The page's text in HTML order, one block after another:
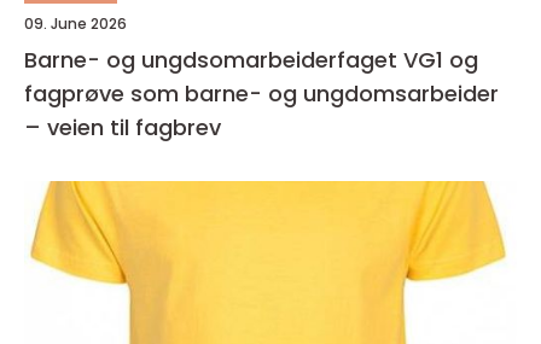
09. June 2026
Barne- og ungdsomarbeiderfaget VG1 og
fagprøve som barne- og ungdomsarbeider
– veien til fagbrev